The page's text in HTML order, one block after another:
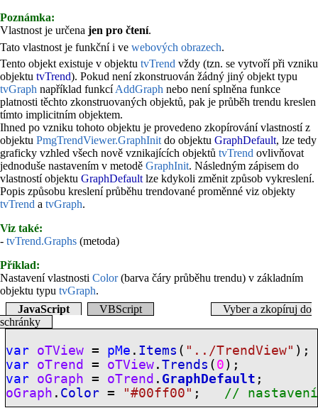
Poznámka:
Vlastnost je určena jen pro čtení.
Tato vlastnost je funkční i ve webových obrazech.
Tento objekt existuje v objektu tvTrend vždy (tzn. se vytvoří při vzniku
objektu tvTrend). Pokud není zkonstruován žádný jiný objekt typu
tvGraph například funkcíAddGraph nebo není splněna funkce
platnosti těchto zkonstruovaných objektů, pak je průběh trendu kreslen
tímto implicitním objektem.
Ihned po vzniku tohoto objektu je provedeno zkopírování vlastností z
objektu PmgTrendViewer.GraphInit do objektu GraphDefault, lze tedy
graficky vzhled všech nově vznikajících objektů tvTrend ovlivňovat
jednoduše nastavením v metodě GraphInit. Následným zápisem do
vlastností objektu GraphDefault lze kdykoli změnit způsob vykreslení.
Popis způsobu kreslení průběhu trendované proměnné viz objekty
tvTrend a tvGraph.
Viz také:
- tvTrend.Graphs (metoda)
Příklad:
Nastavení vlastnosti Color(barva čáry průběhu trendu) v základním
objektu typu tvGraph.
JavaScript
VBScript
Vyber a zkopíruj do
schránky
var oTView = pMe . Items ( "../TrendView" );
var oTrend = oTView .Trends ( 0 );
var oGraph = oTrend . GraphDefault ;
oGraph . Color = "#00ff00" ; //